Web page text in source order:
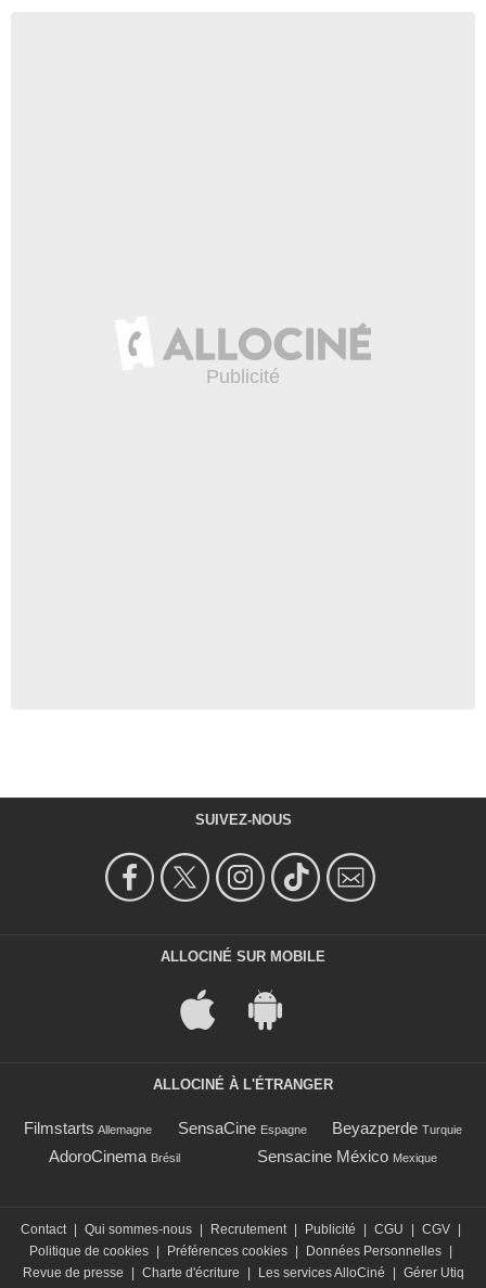
SUIVEZ-NOUS
ALLOCINÉ SUR MOBILE
ALLOCINÉ À L'ÉTRANGER
Filmstarts Allemagne SensaCine Espagne Beyazperde Turquie
AdoroCinema Brésil Sensacine México Mexique
Contact | Qui sommes-nous | Recrutement | Publicité | CGU | CGV |
Politique de cookies | Préférences cookies | Données Personnelles |
Revue de presse
| Charte d'écriture | Les services AlloCiné | Gérer Utiq